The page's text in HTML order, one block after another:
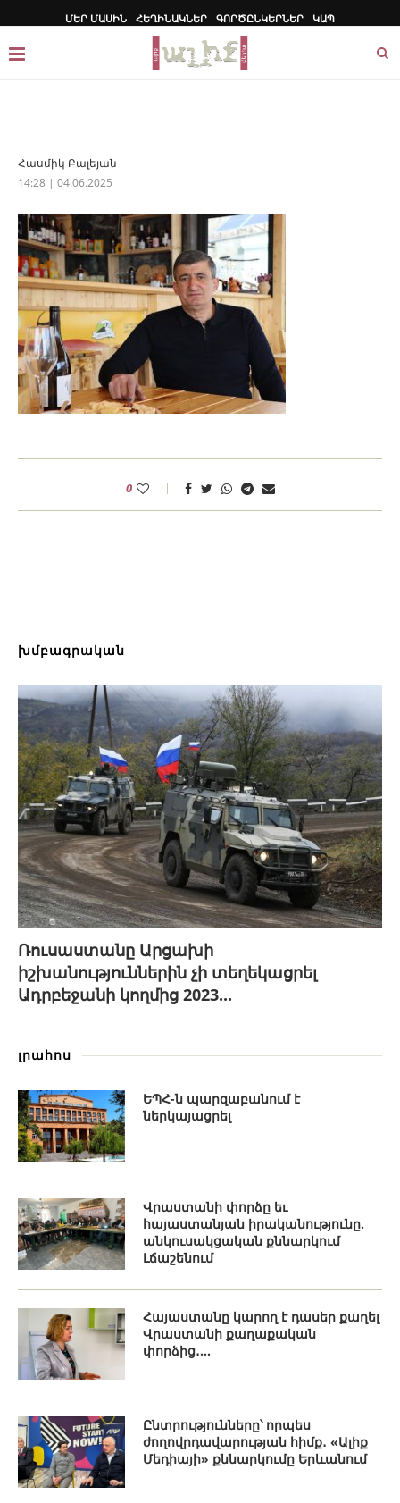
ՄԵՐ ՄԱՍԻՆ ՀԵՂԻՆԱԿՆԵՐ ԳՈՐԾԸՆԿԵՐՆԵՐ ԿԱՊ
Հասմիկ Բալեյան
14:28 | 04.06.2025
0
խմբագրական
Ռուսաստանը Արցախի
իշխանություններին չի տեղեկացրել
Ադրբեջանի կողմից 2023...
լրահոս
ԵՊՀ-ն պարզաբանում է
ներկայացրել
Վրաստանի փորձը եւ
հայաստանյան իրականությունը.
անկուսակցական քննարկում
Լճաշենում
Հայաստանը կարող է դասեր քաղել
Վրաստանի քաղաքական
փորձից․...
Ընտրությունները՝ որպես
ժողովրդավարության հիմք․ «Ալիք
Մեդիայի» քննարկումը Երևանում